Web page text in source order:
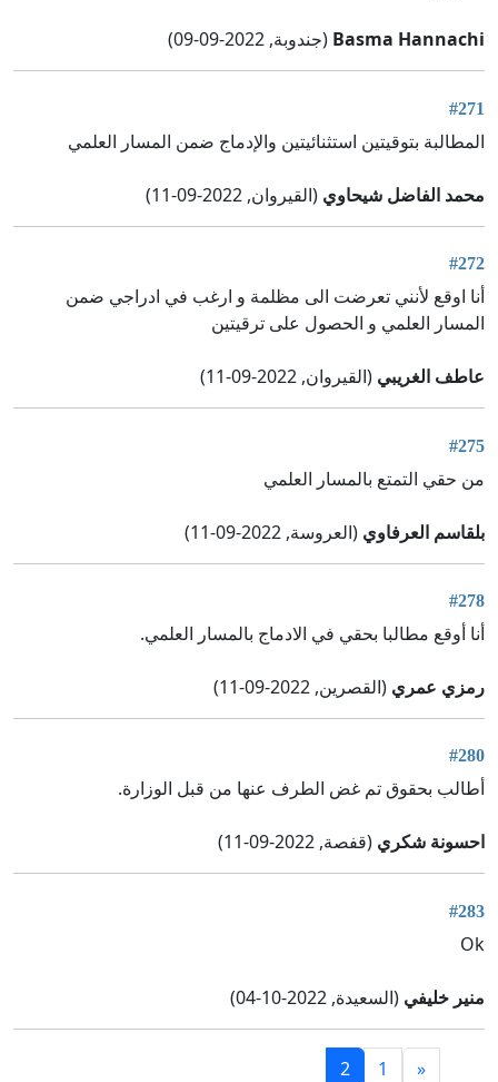
Basma Hannachi (جندوبة, 2022-09-09)
#271
المطالبة بتوقيتين استثنائيتين والإدماج ضمن المسار العلمي
محمد الفاضل شيحاوي (القيروان, 2022-09-11)
#272
أنا اوقع لأنني تعرضت الى مظلمة و ارغب في ادراجي ضمن
المسار العلمي و الحصول على ترقيتين
عاطف الغريبي (القيروان, 2022-09-11)
#275
من حقي التمتع بالمسار العلمي
بلقاسم العرفاوي (العروسة, 2022-09-11)
#278
أنا أوقع مطالبا بحقي في الادماج بالمسار العلمي.
رمزي عمري (القصرين, 2022-09-11)
#280
أطالب بحقوق تم غض الطرف عنها من قبل الوزارة.
احسونة شكري (قفصة, 2022-09-11)
#283
Ok
منير خليفي (السعيدة, 2022-10-04)
«
1
2